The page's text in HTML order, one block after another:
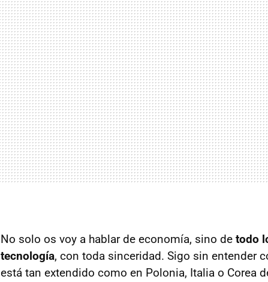
No solo os voy a hablar de economía, sino de todo
tecnología, con toda sinceridad. Sigo sin entender
está tan extendido como en Polonia, Italia o Corea